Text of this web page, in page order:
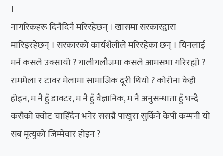
।
नागरिकहरू दिनैदिनै मरिरहेछन् । खासमा सरकारद्वारा
मारिइरहेछन् । सरकारको कार्यशैलीले मरिरहेका छन् । यिनलाई
मर्न कसले उक्सायो ? गालीगलौजमा कसले आमसभा गरिरह्यो ?
राममेला र टावर मेलामा सामाजिक दूरी थियो ? कोरोना केही
होइन, म नै हुँ डाक्टर, म नै हुँ वैज्ञानिक, म नै अनुसन्धाता हुँ भन्दै
कसैको क्‍वोट चाहिँदैन भनेर संसद्मै पाखुरा सुर्किने केपी कम्पनी यो
सब मृत्युको जिम्मेवार होइन ?